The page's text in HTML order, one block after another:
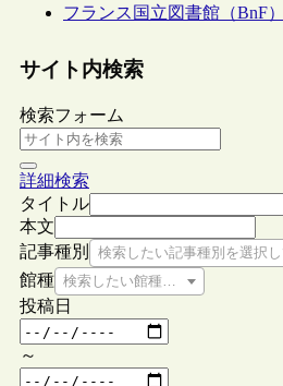
フランス国立図書館（BnF
サイト内検索
検索フォーム
詳細検索
タイトル
本文
記事種別
検索したい記事種別を選択
館種 検索したい館種を選択してください
投稿日
～